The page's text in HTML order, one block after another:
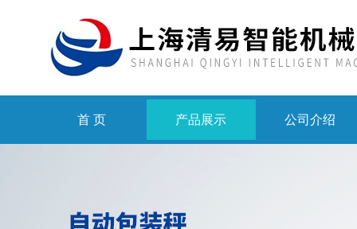
首 页 产品展示 公司介绍